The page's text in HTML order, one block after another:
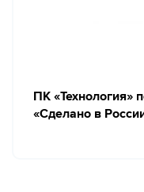
ПК «Технология»
«Сделано в